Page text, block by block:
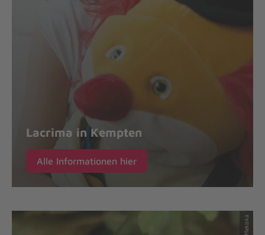
Lacrima in Kempten
Alle Informationen hier